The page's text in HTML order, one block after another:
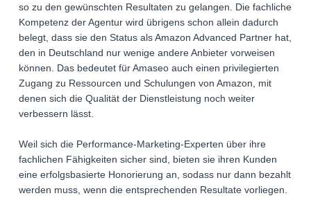
so zu den gewünschten Resultaten zu gelangen. Die fachliche
Kompetenz der Agentur wird übrigens schon allein dadurch
belegt, dass sie den Status als Amazon Advanced Partner hat,
den in Deutschland nur wenige andere Anbieter vorweisen
können. Das bedeutet für Amaseo auch einen privilegierten
Zugang zu Ressourcen und Schulungen von Amazon, mit
denen sich die Qualität der Dienstleistung noch weiter
verbessern lässt.
Weil sich die Performance-Marketing-Experten über ihre
fachlichen Fähigkeiten sicher sind, bieten sie ihren Kunden
eine erfolgsbasierte Honorierung an, sodass nur dann bezahlt
werden muss, wenn die entsprechenden Resultate vorliegen.